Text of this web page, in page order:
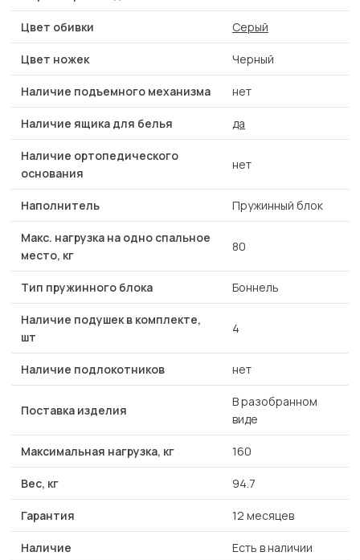
Цвет обивки Серый
Цвет ножек Черный
Наличие подъемного механизма нет
Наличие ящика для белья да
Наличие ортопедического
основания
нет
Наполнитель Пружинный блок
Макс. нагрузка на одно спальное
место, кг
80
Тип пружинного блока Боннель
Наличие подушек в комплекте,
шт
4
Наличие подлокотников нет
Поставка изделия
В разобранном
виде
Максимальная нагрузка, кг 160
Вес, кг 94.7
Гарантия 12 месяцев
Наличие Есть в наличии